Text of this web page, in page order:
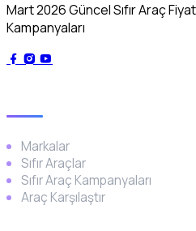
Mart 2026 Güncel Sıfır Araç
Kampanyaları
Markalar
Sıfır Araçlar
Sıfır Araç Kampanyaları
Araç Karşılaştır